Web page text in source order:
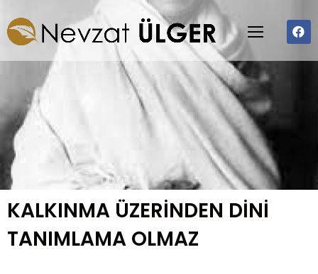
KALKINMA ÜZERİNDEN DİNİ
TANIMLAMA OLMAZ